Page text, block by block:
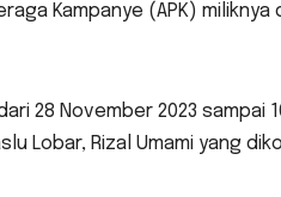
Kampanye (APK) miliknya
28 November 2023 sampai
Lobar, Rizal Umami yang